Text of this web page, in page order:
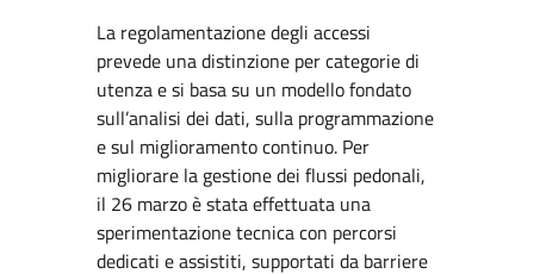
La regolamentazione degli accessi
prevede una distinzione per categorie di
utenza e si basa su un modello fondato
sull’analisi dei dati, sulla programmazione
e sul miglioramento continuo. Per
migliorare la gestione dei flussi pedonali,
il 26 marzo è stata effettuata una
sperimentazione tecnica con percorsi
dedicati e assistiti, supportati da barriere